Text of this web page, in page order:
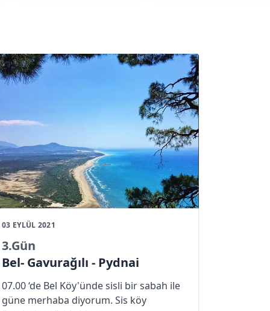
03 EYLÜL 2021
3.Gün
Bel- Gavurağılı - Pydnai
07.00 ‘de Bel Köy'ünde sisli bir sabah ile
güne merhaba diyorum. Sis köy